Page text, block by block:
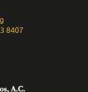
8407